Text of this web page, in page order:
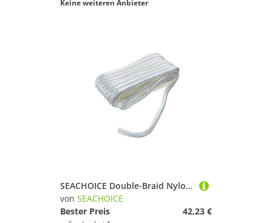
Keine weiteren Anbieter
SEACHOICE Double-Braid Nylon Dock Line 3/20,3 cm X 20 '40101 Double-Braid Nylon Dock Line 3/20,3 cm X 20' weiß
von SEACHOICE
Bester Preis
42,23 €